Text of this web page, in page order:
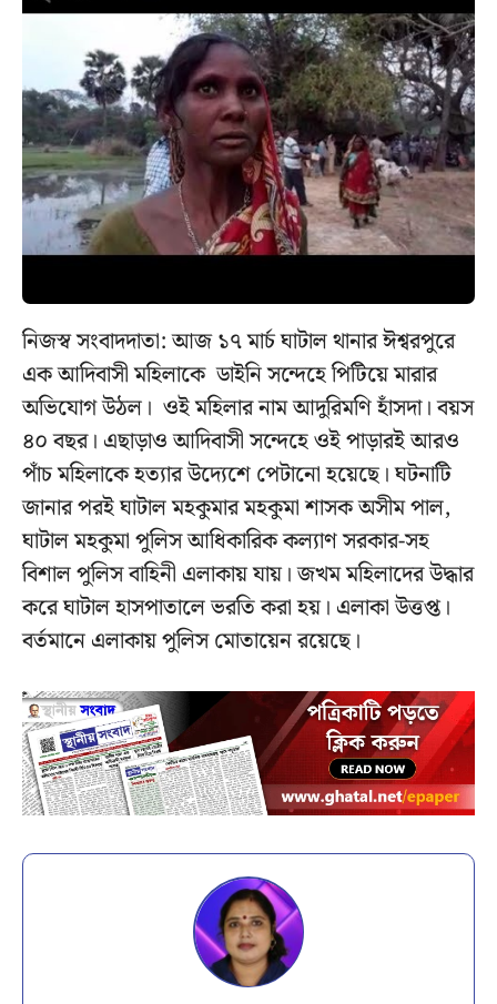
নিজস্ব সংবাদদাতা: আজ ১৭ মার্চ ঘাটাল থানার ঈশ্বরপুরে
এক আদিবাসী মহিলাকে ডাইনি সন্দেহে পিটিয়ে মারার
অভিযোগ উঠল। ওই মহিলার নাম আদুরিমণি হাঁসদা। বয়স
৪০ বছর। এছাড়াও আদিবাসী সন্দেহে ওই পাড়ারই আরও
পাঁচ মহিলাকে হত্যার উদ্যেশে পেটানো হয়েছে। ঘটনাটি
জানার পরই ঘাটাল মহকুমার মহকুমা শাসক অসীম পাল,
ঘাটাল মহকুমা পুলিস আধিকারিক কল্যাণ সরকার-সহ
বিশাল পুলিস বাহিনী এলাকায় যায়। জখম মহিলাদের উদ্ধার
করে ঘাটাল হাসপাতালে ভরতি করা হয়। এলাকা উত্তপ্ত।
বর্তমানে এলাকায় পুলিস মোতায়েন রয়েছে।